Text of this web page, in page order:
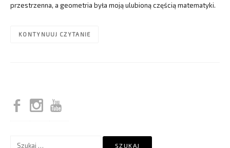
przestrzenna, a geometria była moją ulubioną częścią matematyki.
KONTYNUUJ CZYTANIE